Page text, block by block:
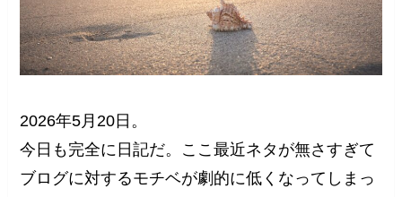
2026年5月20日。
今日も完全に日記だ。ここ最近ネタが無さすぎて
ブログに対するモチベが劇的に低くなってしまっ